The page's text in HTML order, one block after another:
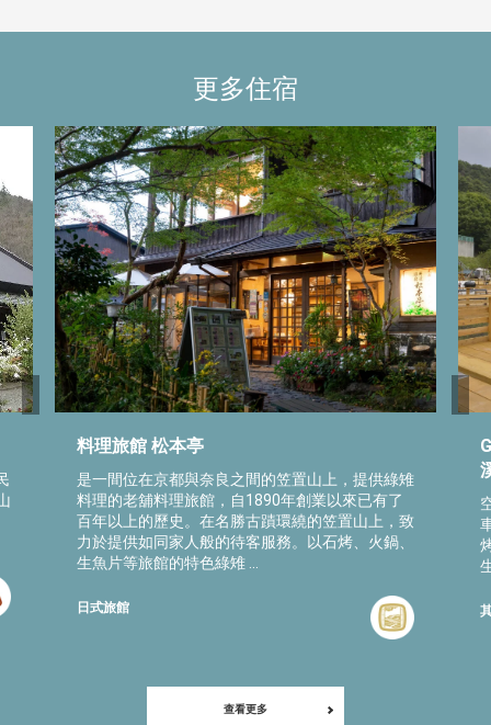
更多住宿
料理旅館 松本亭
是一間位在京都與奈良之間的笠置山上，提供綠雉
料理的老舖料理旅館，自1890年創業以來已有了
百年以上的歷史。在名勝古蹟環繞的笠置山上，致
力於提供如同家人般的待客服務。以石烤、火鍋、
生魚片等旅館的特色綠雉 ...
日式旅館
查看更多